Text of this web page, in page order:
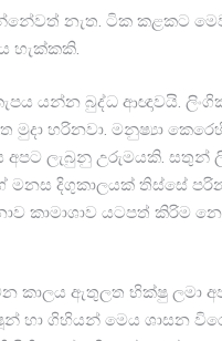
නැත. ටික කළකට
හැක්කකි.
යන්න බුද්ධ ආඥාවයි.
හරිනවා. මනුෂ්‍යා
අපට ලැබුනු උරුමයකි.
මනස දිගුකාලයක් තිස්සේ
කාමාශාව යටපත් කිරිම
ඇතුලත භික්ෂු ලමා
හා ගිහියන් මෙය ශාසන